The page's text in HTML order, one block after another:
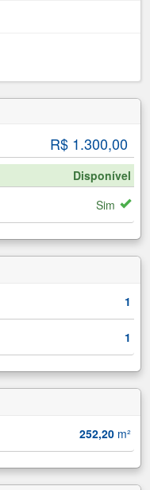
R$ 1.300,00
Disponível
Sim
1
1
252,20m²